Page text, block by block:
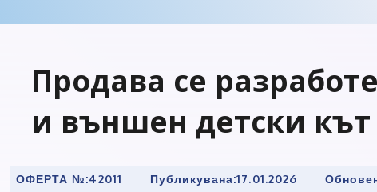
Продава се
и външен детски кът
ОФЕРТА №:42011 Публикувана:17.01.2026